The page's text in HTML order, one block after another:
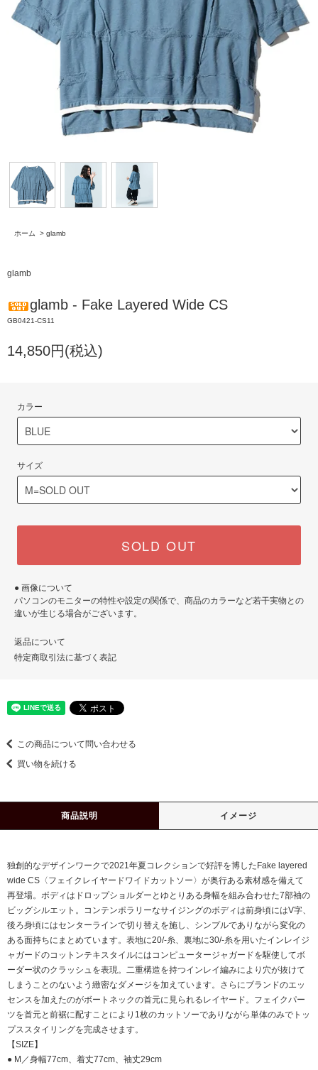
ホーム > glamb
glamb
glamb - Fake Layered Wide CS
GB0421-CS11
14,850円(税込)
カラー
サイズ
SOLD OUT
● 画像について
パソコンのモニターの特性や設定の関係で、商品のカラーなど若干実物との
違いが生じる場合がございます。
返品について
特定商取引法に基づく表記
この商品について問い合わせる
買い物を続ける
商品説明 イメージ
独創的なデザインワークで2021年夏コレクションで好評を博したFake layered
wide CS〈フェイクレイヤードワイドカットソー〉が奥行ある素材感を備えて
再登場。ボディはドロップショルダーとゆとりある身幅を組み合わせた7部袖の
ビッグシルエット。コンテンポラリーなサイジングのボディは前身頃にはV字、
後ろ身頃にはセンターラインで切り替えを施し、シンプルでありながら変化の
ある面持ちにまとめています。表地に20/-糸、裏地に30/-糸を用いたインレイジ
ャガードのコットンテキスタイルにはコンピュータージャガードを駆使してボ
ーダー状のクラッシュを表現。二重構造を持つインレイ編みにより穴が抜けて
しまうことのないよう緻密なダメージを加えています。さらにブランドのエッ
センスを加えたのがボートネックの首元に見られるレイヤード。フェイクパー
ツを首元と前裾に配すことにより1枚のカットソーでありながら単体のみでトッ
プススタイリングを完成させます。
【SIZE】
● M／身幅77cm、着丈77cm、袖丈29cm